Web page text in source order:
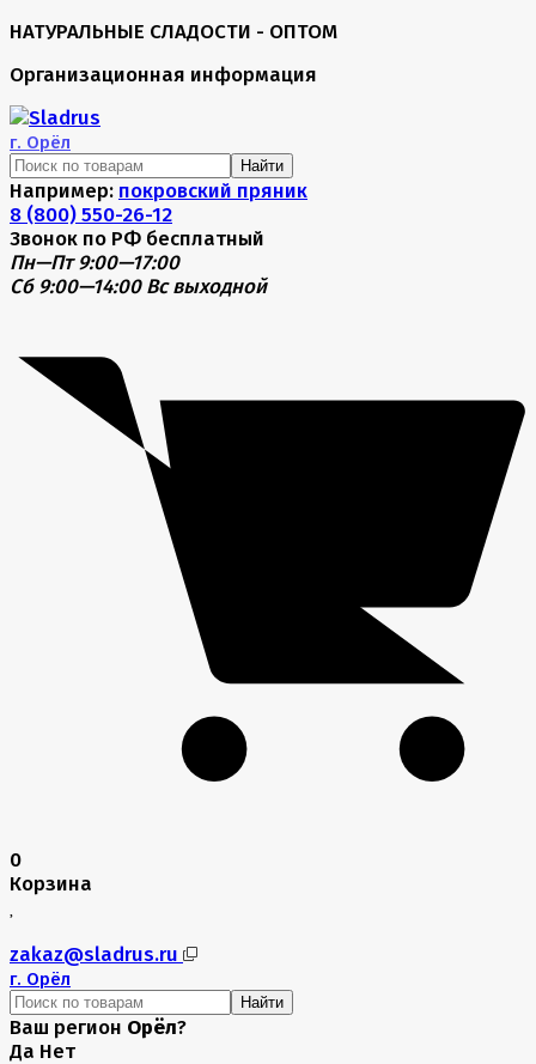
НАТУРАЛЬНЫЕ СЛАДОСТИ - ОПТОМ
Организационная информация
г. Орёл
Найти
Например: покровский пряник
8 (800) 550-26-12
Звонок по РФ бесплатный
Пн—Пт 9:00—17:00
Сб 9:00—14:00 Вс выходной
0
Корзина
zakaz@sladrus.ru
г. Орёл
Найти
Ваш регион Орёл?
Да Нет